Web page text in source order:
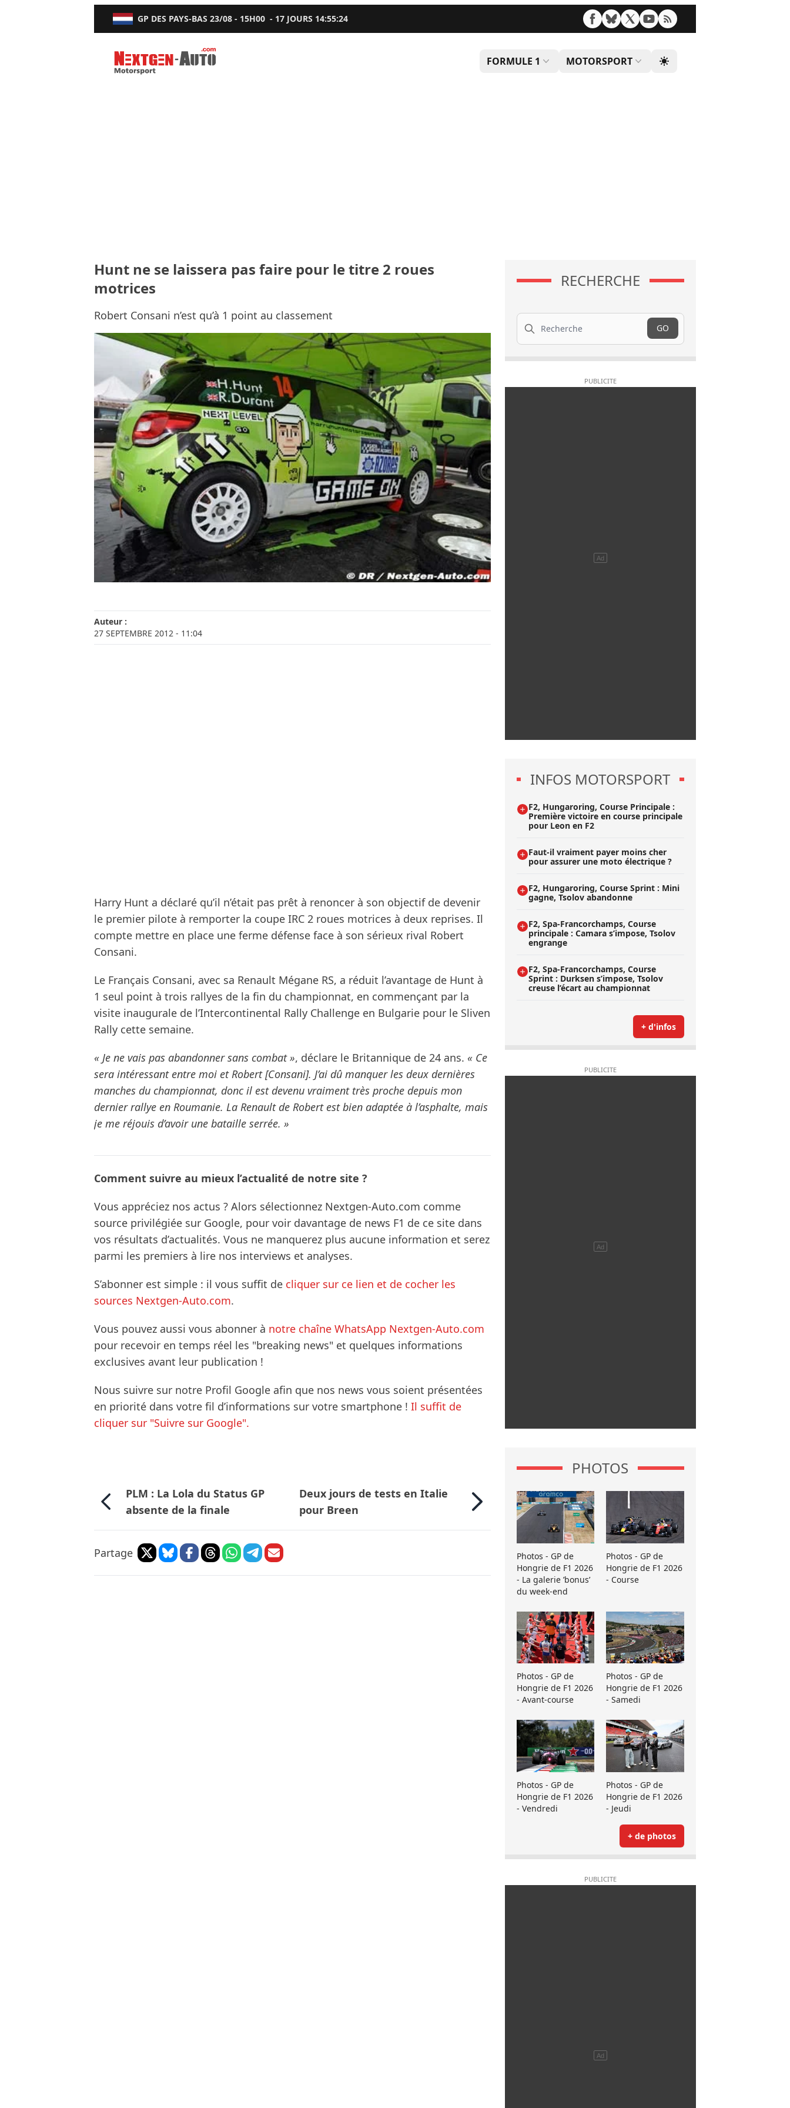
GP DES PAYS-BAS 23/08 - 15H00 - 17 JOURS 14:55:23
Nextgen-Auto.com
FORMULE 1 MOTORSPORT
Hunt ne se laissera pas faire pour le titre 2 roues
motrices
Robert Consani n’est qu’à 1 point au classement
Auteur :
27 SEPTEMBRE 2012 - 11:04
Harry Hunt a déclaré qu’il n’était pas prêt à renoncer à son objectif de devenir
le premier pilote à remporter la coupe IRC 2 roues motrices à deux reprises. Il
compte mettre en place une ferme défense face à son sérieux rival Robert
Consani.
Le Français Consani, avec sa Renault Mégane RS, a réduit l’avantage de Hunt à
1 seul point à trois rallyes de la fin du championnat, en commençant par la
visite inaugurale de l’Intercontinental Rally Challenge en Bulgarie pour le Sliven
Rally cette semaine.
« Je ne vais pas abandonner sans combat », déclare le Britannique de 24 ans. « Ce
sera intéressant entre moi et Robert [Consani]. J’ai dû manquer les deux dernières
manches du championnat, donc il est devenu vraiment très proche depuis mon
dernier rallye en Roumanie. La Renault de Robert est bien adaptée à l’asphalte, mais
je me réjouis d’avoir une bataille serrée. »
Comment suivre au mieux l’actualité de notre site ?
Vous appréciez nos actus ? Alors sélectionnez Nextgen-Auto.com comme
source privilégiée sur Google, pour voir davantage de news F1 de ce site dans
vos résultats d’actualités. Vous ne manquerez plus aucune information et serez
parmi les premiers à lire nos interviews et analyses.
S’abonner est simple : il vous suffit de cliquer sur ce lien et de cocher les
sources Nextgen-Auto.com.
Vous pouvez aussi vous abonner à notre chaîne WhatsApp Nextgen-Auto.com
pour recevoir en temps réel les "breaking news" et quelques informations
exclusives avant leur publication !
Nous suivre sur notre Profil Google afin que nos news vous soient présentées
en priorité dans votre fil d’informations sur votre smartphone ! Il suffit de
cliquer sur "Suivre sur Google".
PLM : La Lola du Status GP
absente de la finale
Deux jours de tests en Italie
pour Breen
Partage
RECHERCHE
Recherche
GO
INFOS MOTORSPORT
F2, Hungaroring, Course Principale :
Première victoire en course principale
pour Leon en F2
Faut-il vraiment payer moins cher
pour assurer une moto électrique ?
F2, Hungaroring, Course Sprint : Mini
gagne, Tsolov abandonne
F2, Spa-Francorchamps, Course
principale : Camara s’impose, Tsolov
engrange
F2, Spa-Francorchamps, Course
Sprint : Durksen s’impose, Tsolov
creuse l’écart au championnat
+ d'infos
PHOTOS
Photos - GP de
Hongrie de F1 2026
- La galerie ’bonus’
du week-end
Photos - GP de
Hongrie de F1 2026
- Course
Photos - GP de
Hongrie de F1 2026
- Avant-course
Photos - GP de
Hongrie de F1 2026
- Samedi
Photos - GP de
Hongrie de F1 2026
- Vendredi
Photos - GP de
Hongrie de F1 2026
- Jeudi
+ de photos